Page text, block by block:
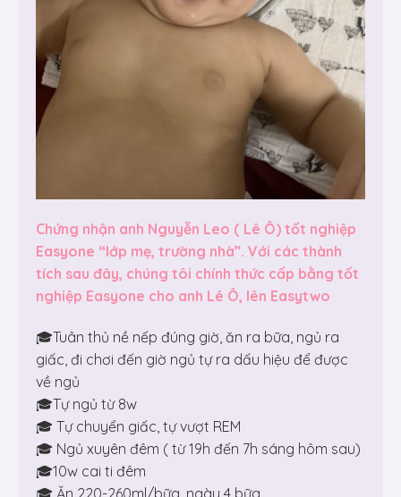
Chứng nhận anh Nguyễn Leo ( Lê Ô) tốt nghiệp
Easyone “lớp mẹ, trường nhà”. Với các thành
tích sau đây, chúng tôi chính thức cấp bằng tốt
nghiệp Easyone cho anh Lê Ô, lên Easytwo
🎓Tuân thủ nề nếp đúng giờ, ăn ra bữa, ngủ ra
giấc, đi chơi đến giờ ngủ tự ra dấu hiệu để được
về ngủ
🎓Tự ngủ từ 8w
🎓 Tự chuyển giấc, tự vượt REM
🎓 Ngủ xuyên đêm ( từ 19h đến 7h sáng hôm sau)
🎓10w cai ti đêm